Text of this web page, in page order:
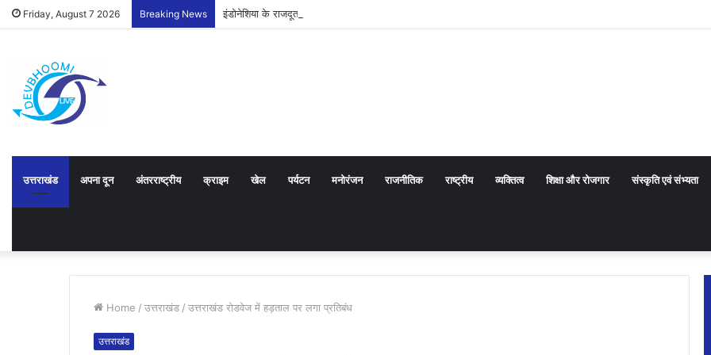
Friday, August 7 2026 Breaking News इंडोनेशिया के राजदूत को उत्तराखंड सरकार के प्रयासों की जानकारी दी
उत्तराखंड अपना दून अंतरराष्ट्रीय क्राइम खेल पर्यटन मनोरंजन राजनीतिक राष्ट्रीय व्यक्तित्व शिक्षा और रोजगार संस्कृति एवं संभ्यता
Home / उत्तराखंड / उत्तराखंड रोडवेज में हड़ताल पर लगा प्रतिबंध
उत्तराखंड